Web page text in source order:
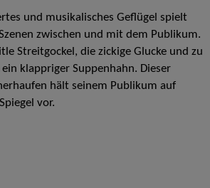
und musikalisches Geflügel spielt
zwischen und mit dem Publikum.
Streitgockel, die zickige Glucke und zu
klappriger Suppenhahn. Dieser
hält seinem Publikum auf
vor.